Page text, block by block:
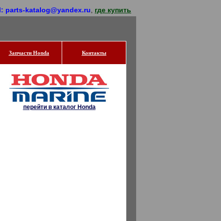
parts-katalog@yandex.ru где купить
Запчасти Honda Контакты
перейти в каталог Honda